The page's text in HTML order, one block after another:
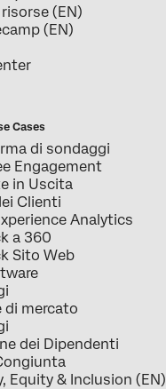
(EN)
(EN)
Cases
di sondaggi
Engagement
in Uscita
Clienti
Analytics
a 360
Sito Web
di mercato
dei Dipendenti
Equity & Inclusion (EN)